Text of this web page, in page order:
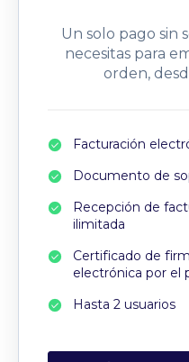
Un solo pago sin
necesitas para
orden,
Facturación
Documento de
Recepción de
ilimitada
Certificado de
electrónica por el
Hasta 2 usuarios